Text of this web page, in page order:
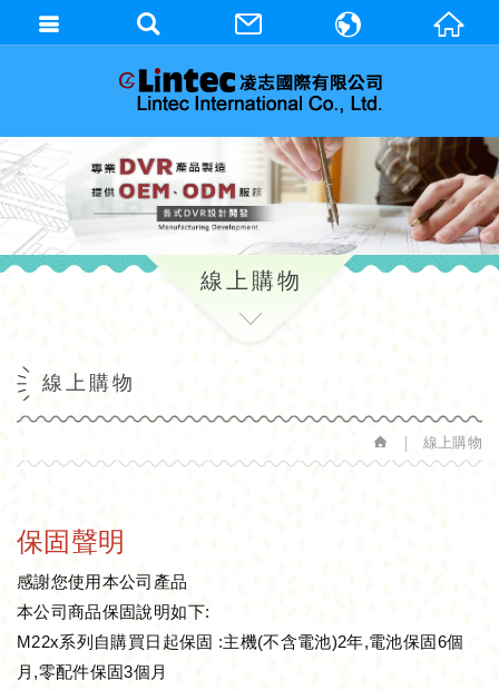
線上購物
線上購物
線上購物
保固聲明
感謝您使用本公司產品
本公司商品保固說明如下:
M22x系列自購買日起保固 :主機(不含電池)2年,電池保固6個
月,零配件保固3個月
English